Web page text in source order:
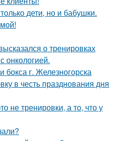
дети, но и бабушки.
о тренировках
онкологией.
г. Железногорска
в честь празднования дня
не тренировки, а то, что у